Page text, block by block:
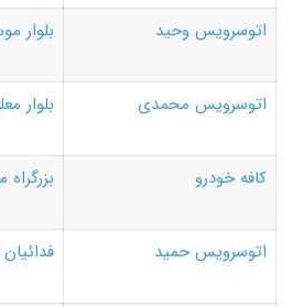
اتوسرویس وحید
بلوار
اتوسرویس محمدی
بلوار
کافه خودرو
بزرگراه
اتوسرویس حمید